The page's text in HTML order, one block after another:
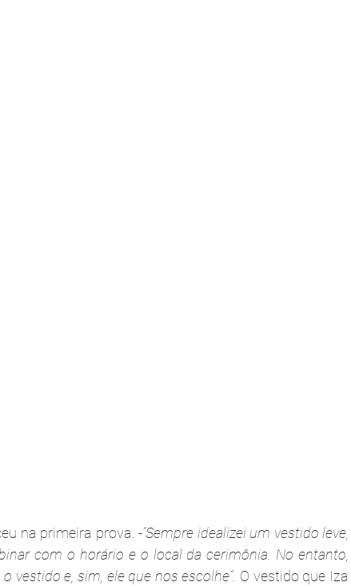
na primeira prova. -“Sempre idealizei um vestido leve,
com o horário e o local da cerimônia. No entanto,
vestido e, sim, ele que nos escolhe”. O vestido que Iza